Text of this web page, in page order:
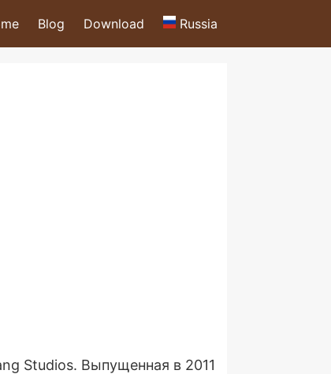
Blog Download Russia
Studios. Выпущенная в 2011